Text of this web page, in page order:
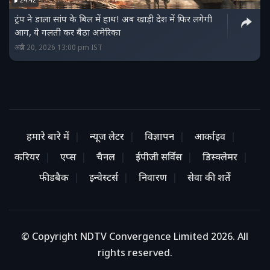
ट्रंप ने डाला सांप के बिल में हाथ! अब खाड़ी देश में फिर लगेगी
आग, ये गलती कर बैठा अमेरिका
अप्रैल 20, 2026 13:00 pm IST
हमारे बारे में न्यूज लेटर विज्ञापन
आर्काइव
करियर
एप्स चैनल ईपीजी सर्विस
डिस्क्लेमर
फीडबैक
इन्वेस्टर्स निवारण सेवा की शर्तें
© Copyright NDTV Convergence Limited 2026. All
rights reserved.